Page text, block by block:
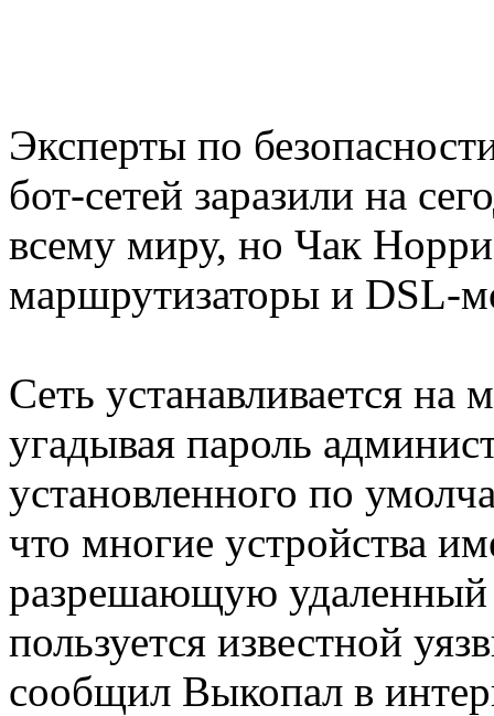
Эксперты по
бот-сетей заразили на
всему миру, но Чак
маршрутизаторы и DSL-
Сеть устанавливается
угадывая пароль
установленного по
что многие устройства
разрешающую удаленный
пользуется известной
сообщил Выкопал в